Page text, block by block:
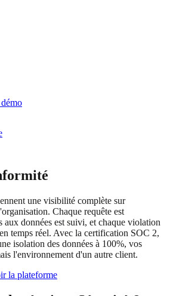
une visibilité complète sur
Chaque requête est
aux données est suivi, et chaque violation
temps réel. Avec la certification SOC 2,
isolation des données à 100%, vos
l'environnement d'un autre client.
la plateforme